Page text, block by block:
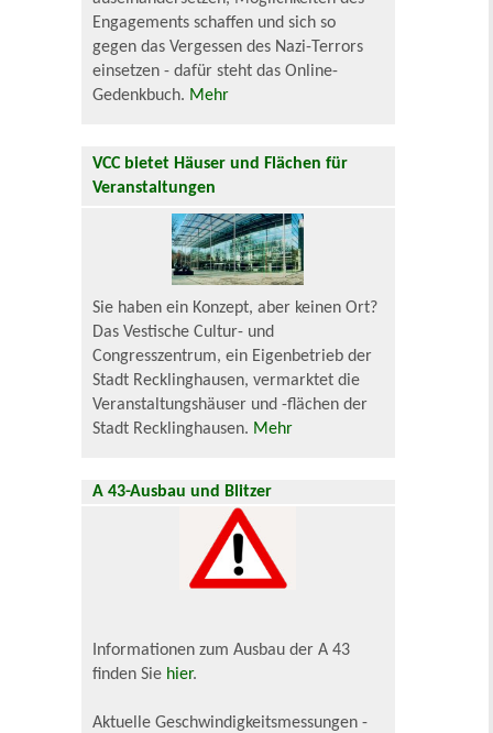
Engagements schaffen und sich so
gegen das Vergessen des Nazi-Terrors
einsetzen - dafür steht das Online-
Gedenkbuch. Mehr
VCC bietet Häuser und Flächen für
Veranstaltungen
Sie haben ein Konzept, aber keinen Ort?
Das Vestische Cultur- und
Congresszentrum, ein Eigenbetrieb der
Stadt Recklinghausen, vermarktet die
Veranstaltungshäuser und -flächen der
Stadt Recklinghausen. Mehr
A 43-Ausbau und Blitzer
Informationen zum Ausbau der A 43
finden Sie hier.
Aktuelle Geschwindigkeitsmessungen -